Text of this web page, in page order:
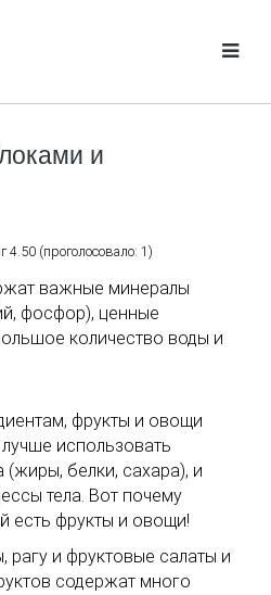
и
4.50 (проголосовало: 1)
важные минералы
фосфор), ценные
количество воды и
фрукты и овощи
использовать
(жиры, белки, сахара), и
тела. Вот почему
есть фрукты и овощи!
и фруктовые салаты и
содержат много